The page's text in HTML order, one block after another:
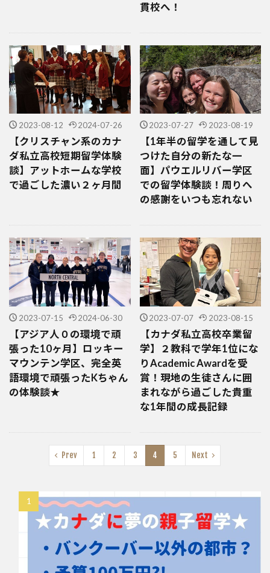
貫校へ！
2023-08-12 2024-07-26
【クリスチャン系のカナ
ダ私立高校短期留学体験
談】アットホームな学校
で過ごした濃い２ヶ月間
2023-07-27 2023-08-19
【1年半の留学を通して見
つけた自分の新たな一
面】パウエルリバー学区
での留学体験談！周りへ
の感謝をいつも忘れない
2023-07-15 2024-06-30
【アジア人０の環境で頑
張った10ヶ月】ロッキー
マウンテン学区、完全英
語環境で頑張ったKちゃん
の体験談★
2023-07-07 2023-08-15
【カナダ私立高校卒業留
学】２教科で学年1位にな
りAcademic Awardを受
賞！現地の生徒さんに囲
まれながら過ごした貴重
な1年間の成長記録
Prev 1 2 3 4 5 Next